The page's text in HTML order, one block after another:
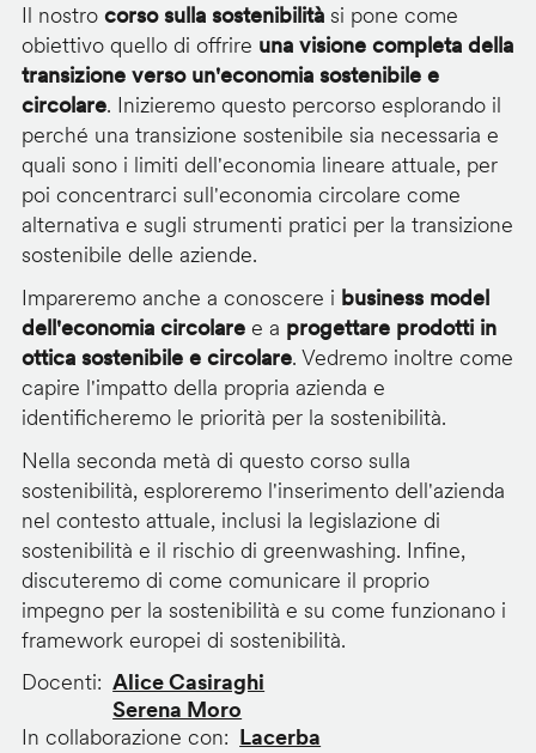
Il nostro corso sulla sostenibilitàsi pone come
obiettivo quello di offrire una visione completa della
transizione verso un'economia sostenibile e
circolare. Inizieremo questo percorso esplorando il
perché una transizione sostenibile sia necessaria e
quali sono i limiti dell'economia lineare attuale, per
poi concentrarci sull'economia circolare come
alternativa e sugli strumenti pratici per la transizione
sostenibile delle aziende.
Impareremo anche a conoscere i business model
dell'economia circolaree a progettare prodotti in
ottica sostenibile e circolare. Vedremo inoltre come
capire l'impatto della propria azienda e
identificheremo le priorità per la sostenibilità.
Nella seconda metà di questo corso sulla
sostenibilità, esploreremo l'inserimento dell'azienda
nel contesto attuale, inclusi la legislazione di
sostenibilità e il rischio di greenwashing. Infine,
discuteremo di come comunicare il proprio
impegno per la sostenibilità e su come funzionano i
framework europei di sostenibilità.
Docenti
Alice Casiraghi
Serena Moro
In collaborazione con
Lacerba